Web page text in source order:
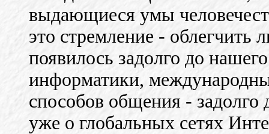
выдающиеся умы
это стремление -
появилось задолго до
информатики,
способов общения - задолго
уже о глобальных сетях